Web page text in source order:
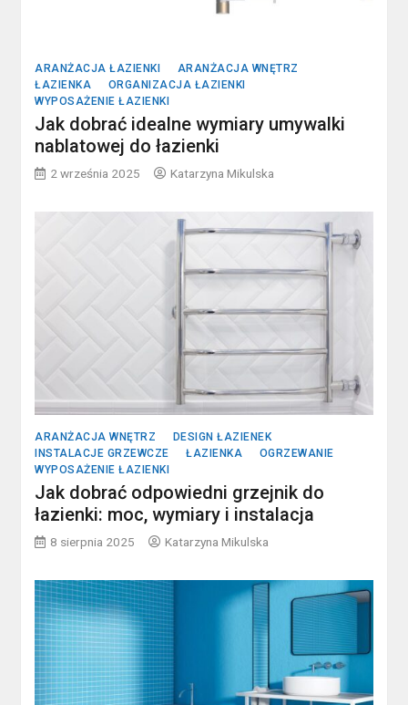
ARANŻACJA ŁAZIENKI
ARANŻACJA WNĘTRZ
ŁAZIENKA
ORGANIZACJA ŁAZIENKI
WYPOSAŻENIE ŁAZIENKI
Jak dobrać idealne wymiary umywalki
nablatowej do łazienki
2 września 2025 Katarzyna Mikulska
ARANŻACJA WNĘTRZ
DESIGN ŁAZIENEK
INSTALACJE GRZEWCZE
ŁAZIENKA
OGRZEWANIE
WYPOSAŻENIE ŁAZIENKI
Jak dobrać odpowiedni grzejnik do
łazienki: moc, wymiary i instalacja
8 sierpnia 2025 Katarzyna Mikulska